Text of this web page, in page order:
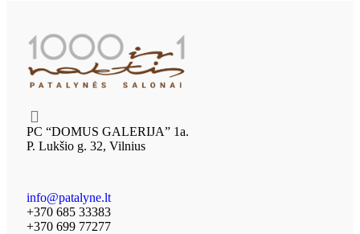
PC “DOMUS GALERIJA” 1a.
P. Lukšio g. 32, Vilnius
info@patalyne.lt
+370 685 33383
+370 699 77277